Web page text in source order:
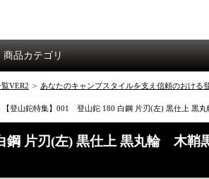
商品カテゴリ
VER2 > あなたのキャンプスタイルを支え信頼のおける
【登山鉈特集】001 登山鉈 180 白鋼 片刃(左) 黒仕上
鋼 片刃(左) 黒仕上 黒丸輪 木